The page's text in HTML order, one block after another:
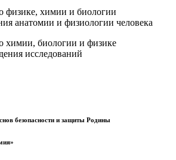
физике, химии и биологии
анатомии и физиологии человека
химии, биологии и физике
исследований
безопасности и защиты Родины